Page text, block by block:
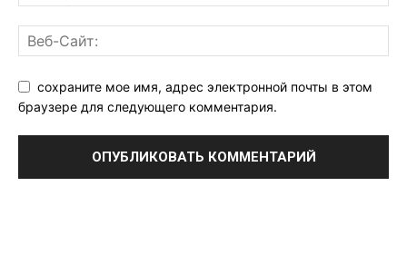
сохраните мое имя, адрес электронной почты в этом
браузере для следующего комментария.